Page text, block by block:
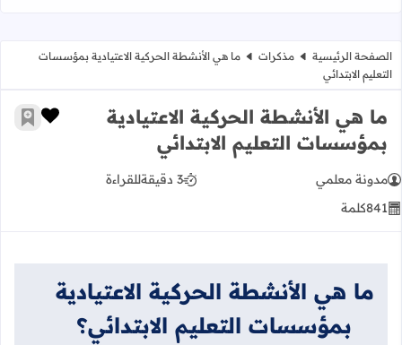
الصفحة الرئيسية مذكرات
ما هي الأنشطة الحركية الاعتيادية بمؤسسات
التعليم الابتدائي
ما هي الأنشطة الحركية الاعتيادية
بمؤسسات التعليم الابتدائي
زر
أضف
مدونة معلمي 3 دقيقة
للقراءة
841كلمة
ما هي الأنشطة الحركية الاعتيادية
بمؤسسات التعليم الابتدائي؟